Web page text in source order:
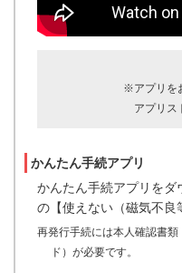
※アプリを
アプリス
かんたん手続アプリ
かんたん手続アプリをダ
の【使えない（磁気不良
再発行手続には本人確認書
ド）が必要です。